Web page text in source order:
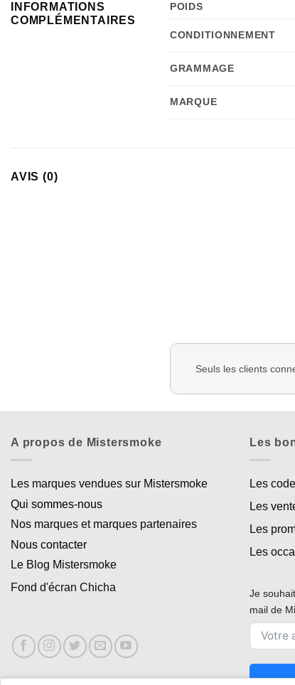
INFORMATIONS
COMPLÉMENTAIRES
POIDS
CONDITIONNEMENT
GRAMMAGE
MARQUE
AVIS (0)
Seuls les clients
A propos de Mistersmoke
Les marques vendues sur Mistersmoke
Qui sommes-nous
Nos marques et marques partenaires
Nous contacter
Le Blog Mistersmoke
Fond d'écran Chicha
Les
Les
Les
Les
Les
Je
mail de